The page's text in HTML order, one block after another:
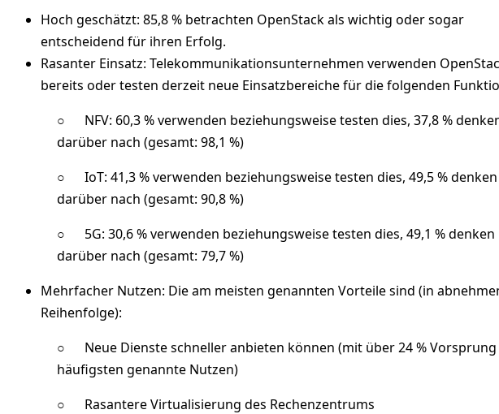
Hoch geschätzt: 85,8 % betrachten OpenStack als wichtig oder sogar
entscheidend für ihren Erfolg.
Rasanter Einsatz: Telekommunikationsunternehmen verwenden
bereits oder testen derzeit neue Einsatzbereiche für die folgenden
○ NFV: 60,3 % verwenden beziehungsweise testen dies, 37,8 %
darüber nach (gesamt: 98,1 %)
○ IoT: 41,3 % verwenden beziehungsweise testen dies, 49,5 % denken
darüber nach (gesamt: 90,8 %)
○ 5G: 30,6 % verwenden beziehungsweise testen dies, 49,1 % denken
darüber nach (gesamt: 79,7 %)
Mehrfacher Nutzen: Die am meisten genannten Vorteile sind (in
Reihenfolge):
○ Neue Dienste schneller anbieten können (mit über 24 % Vorsprung
häufigsten genannte Nutzen)
○ Rasantere Virtualisierung des Rechenzentrums